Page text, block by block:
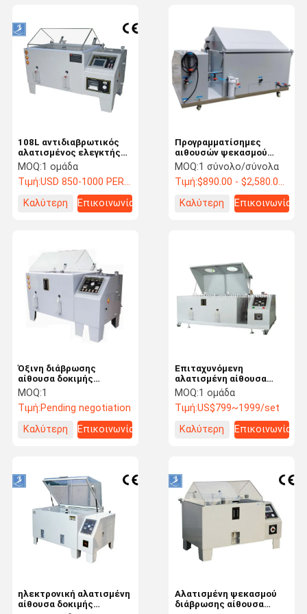
Προγραμματίσημες
αιθουσών ψεκασμού
αίθουσες δοκιμής
διάβρωσης οργάνων
αλατισμένες
MOQ:1 σύνολο/σύνολα
Τιμή:$890.00 - $2,580.00/ Set
Καλύτερη
Επικοινωνία
108L αντιδιαβρωτικός
αλατισμένος ελεγκτής
αιθουσών PID δοκιμής
διάβρωσης ψεκασμού
PVC
MOQ:1 ομάδα
Τιμή:USD 850-1000 PER SET
Καλύτερη
Επικοινωνία
Επιταχυνόμενη
αλατισμένη αίθουσα
διάβρωσης ομίχλης
κυκλική, αλατισμένος
εξοπλισμός δοκιμής
διάβρωσης ψεκασμού
MOQ:1 ομάδα
Τιμή:US$799~1999/set
Καλύτερη
Επικοινωνία
Όξινη διάβρωσης
αίθουσα δοκιμής
αντίστασης
περιβαλλοντική/
αλατισμένος
εξοπλισμός δοκιμής
διάβρωσης ψεκασμού
MOQ:1
Τιμή:Pending negotiation
Καλύτερη
Επικοινωνία
Αλατισμένη ψεκασμού
διάβρωσης αίθουσα
ηλεκτρονική αλατισμένη
αίθουσα δοκιμής